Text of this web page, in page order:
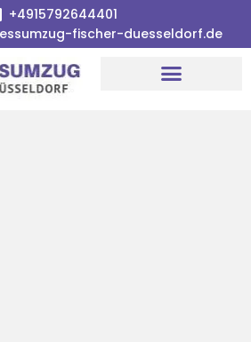
+4915792644401
fischer-duesseldorf.de